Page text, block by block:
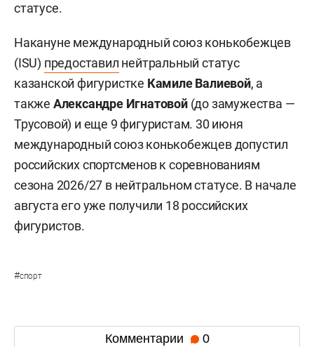
статусе.
Накануне международный союз конькобежцев
(ISU) предоставил нейтральный статус
казанской фигуристке Камиле Валиевой, а
также Александре Игнатовой(до замужества —
Трусовой) и еще 9 фигуристам. 30 июня
международный союз конькобежцев допустил
российских спортсменов к соревнованиям
сезона 2026/27 в нейтральном статусе. В начале
августа его уже получили 18 российских
фигуристов.
#спорт
Комментарии 0